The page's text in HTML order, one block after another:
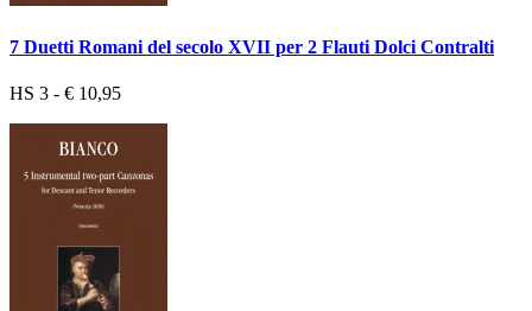
7 Duetti Romani del secolo XVII per 2 Flauti Dolci Contralti
HS 3 - € 10,95